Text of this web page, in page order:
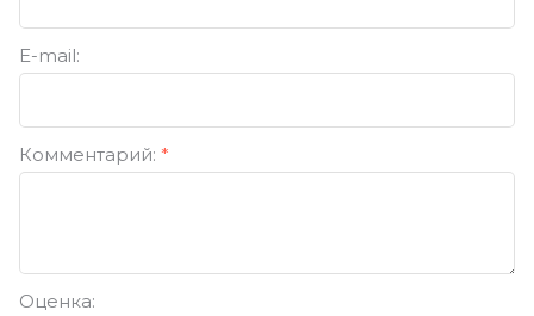
E-mail:
Комментарий: *
Оценка: